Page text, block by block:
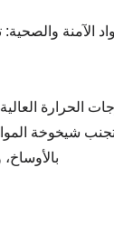
الآمنة والصحية:
الحرارة
تجنب شيخوخة